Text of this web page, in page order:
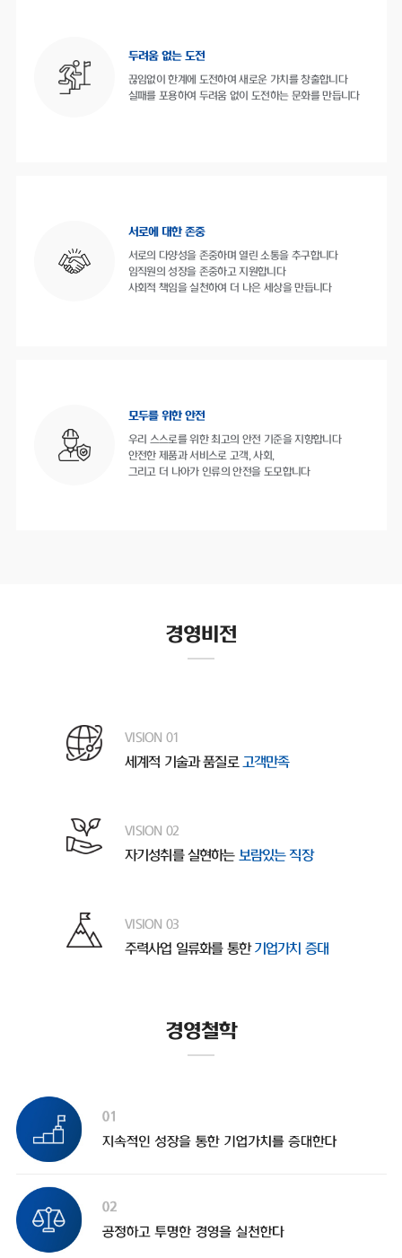
두려움 없는 도전
끊임없이 한계에 도전하여 새로운 가치를 창출합니다
실패를 포용하여 두려움 없이 도전하는 문화를 만듭니다
서로에 대한 존중
서로의 다양성을 존중하며 열린 소통을 추구합니다
임직원의 성장을 존중하고 지원합니다
사회적 책임을 실천하여 더 나은 세상을 만듭니다
모두를 위한 안전
우리 스스로를 위한 최고의 안전 기준을 지향합니다
안전한 제품과 서비스로 고객, 사회,
그리고 더 나아가 인류의 안전을 도모합니다
경영비전
VISION 01
세계적 기술과 품질로 고객만족
VISION 02
자기성취를 실현하는 보람있는 직장
VISION 03
주력사업 일류화를 통한 기업가치 증대
경영철학